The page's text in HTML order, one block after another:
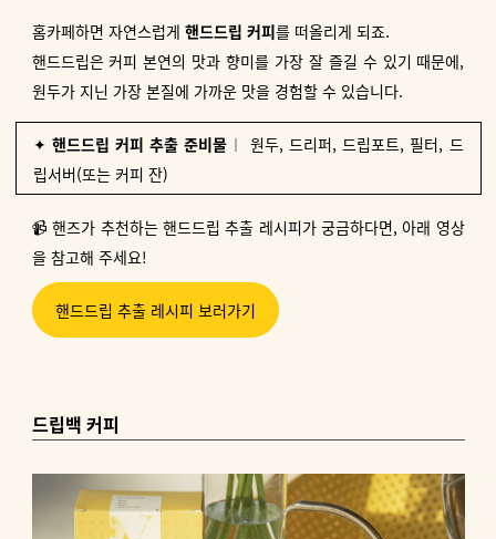
홈카페하면 자연스럽게 핸드드립 커피를 떠올리게 되죠.
핸드드립은 커피 본연의 맛과 향미를 가장 잘 즐길 수 있기 때문에,
원두가 지닌 가장 본질에 가까운 맛을 경험할 수 있습니다.
✦ 핸드드립 커피 추출 준비물︱ 원두, 드리퍼, 드립포트, 필터, 드
립서버(또는 커피 잔)
📹 핸즈가 추천하는 핸드드립 추출 레시피가 궁금하다면, 아래 영상
을 참고해 주세요!
핸드드립 추출 레시피 보러가기
드립백 커피